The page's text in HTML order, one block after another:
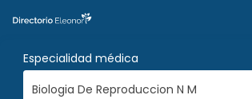
Especialidad médica
Biologia De Reproduccion N M